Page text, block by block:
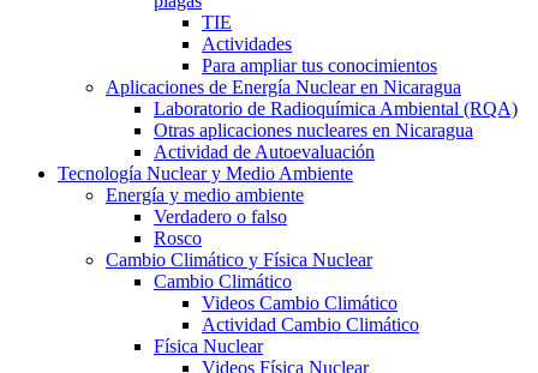
TIE
Actividades
Para ampliar tus conocimientos
Aplicaciones de Energía Nuclear en Nicaragua
Laboratorio de Radioquímica Ambiental (RQA)
Otras aplicaciones nucleares en Nicaragua
Actividad de Autoevaluación
Tecnología Nuclear y Medio Ambiente
Energía y medio ambiente
Verdadero o falso
Rosco
Cambio Climático y Física Nuclear
Cambio Climático
Videos Cambio Climático
Actividad Cambio Climático
Física Nuclear
Videos Física Nuclear